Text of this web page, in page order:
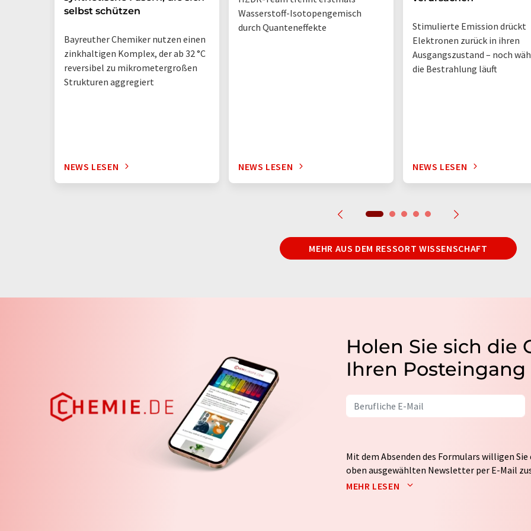
selbst schützen
Bayreuther Chemiker nutzen einen
zinkhaltigen Komplex, der ab 32 °C
reversibel zu mikrometergroßen
Strukturen aggregiert
NEWS LESEN
Wasserstoff-Isotopengemisch
durch Quanteneffekte
NEWS LESEN
Stimulierte Emission drückt
Elektronen zurück in ihren
Ausgangszustand – noch
die Bestrahlung läuft
NEWS LESEN
MEHR AUS DEM RESSORT WISSENSCHAFT
Holen Sie sich die
Ihren Posteingang
Mit dem Absenden des Formulars willigen Sie
oben ausgewählten Newsletter per E-Mail
weitergegeben. Die Speicherung und
MEHR LESEN